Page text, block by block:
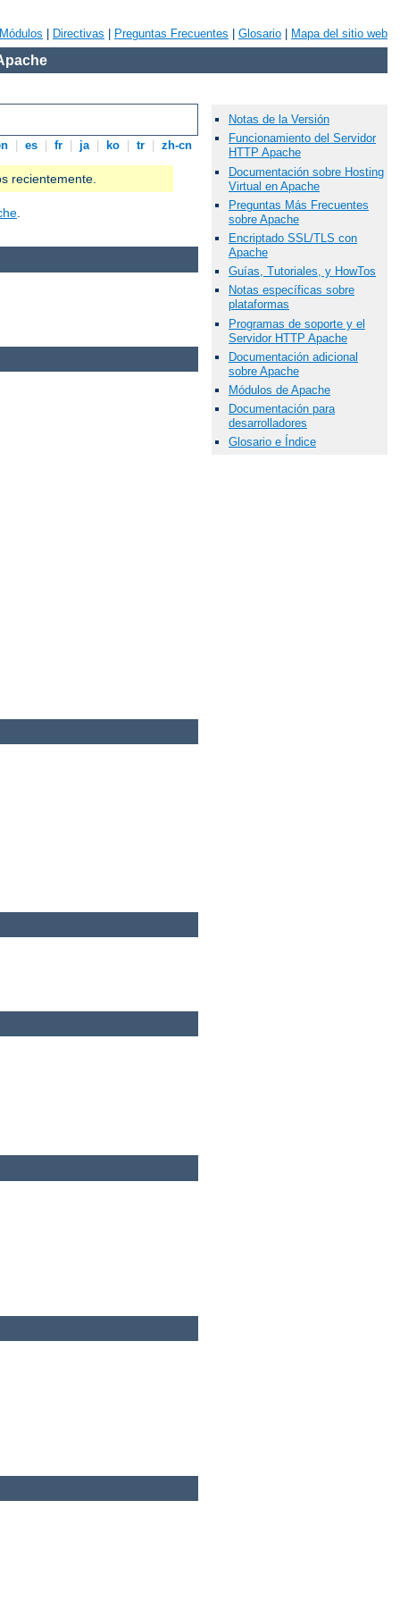
Módulos Directivas Preguntas Frecuentes Glosario Mapa del sitio web
es fr ja ko tr zh-cn
recientemente.
.
Notas de la Versión
Funcionamiento del Servidor
HTTP Apache
Documentación sobre Hosting
Virtual en Apache
Preguntas Más Frecuentes
sobre Apache
Encriptado SSL/TLS con
Apache
Guías, Tutoriales, y HowTos
Notas específicas sobre
plataformas
Programas de soporte y el
Servidor HTTP Apache
Documentación adicional
sobre Apache
Módulos de Apache
Documentación para
desarrolladores
Glosario e Índice